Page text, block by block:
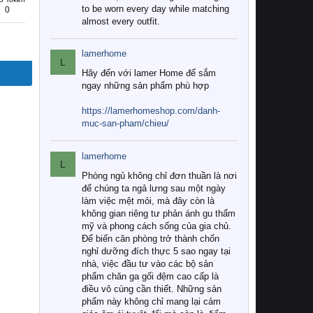
0
to be worn every day while matching
almost every outfit.
L
lamerhome
Hãy đến với lamer Home để sắm
ngay những sản phẩm phù hợp
https://lamerhomeshop.com/danh-
muc-san-pham/chieu/
L
lamerhome
Phòng ngủ không chỉ đơn thuần là nơi
để chúng ta ngả lưng sau một ngày
làm việc mệt mỏi, mà đây còn là
không gian riêng tư phản ánh gu thẩm
mỹ và phong cách sống của gia chủ.
Để biến căn phòng trở thành chốn
nghỉ dưỡng đích thực 5 sao ngay tại
nhà, việc đầu tư vào các bộ sản
phẩm chăn ga gối đệm cao cấp là
điều vô cùng cần thiết. Những sản
phẩm này không chỉ mang lại cảm